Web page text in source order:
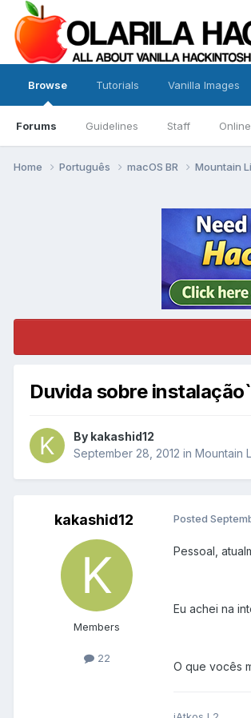
Browse
Forums Guidelines Staff
Tutorials Vanilla Images
Home Português macOS BR Mountain
Duvida sobre instalação`
By kakashid12
September 28, 2012 in Mountain
kakashid12
Members
22
Posted
Pessoal,
Eu achei na
O que vocês